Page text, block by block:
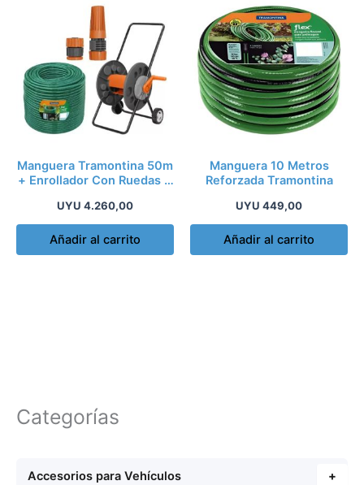
Categorías
Accesorios para Vehículos +
Manguera Tramontina 50m
+ Enrollador Con Ruedas +
UYU 4.260,00
Añadir al carrito
Manguera 10 Metros
Reforzada Tramontina
UYU 449,00
Añadir al carrito